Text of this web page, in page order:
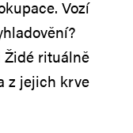
Vozí
Židé rituálně
z jejich krve